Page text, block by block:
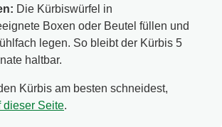
Die Kürbiswürfel in
Boxen oder Beutel füllen und
legen. So bleibt der Kürbis 5
haltbar.
Kürbis am besten schneidest,
dieser Seite.